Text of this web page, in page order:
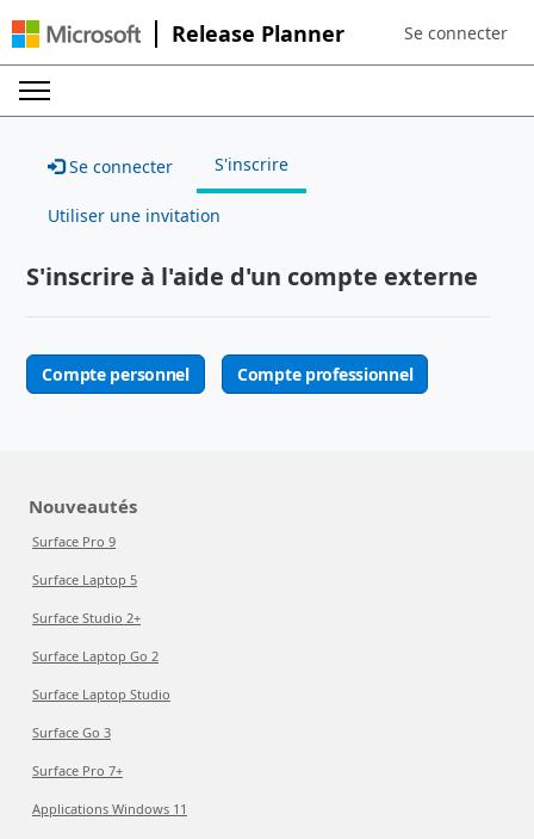
Release Planner Sign in to your
Se connecter
Se connecter S'inscrire
Utiliser une invitation
S'inscrire à l'aide d'un compte externe
Compte personnel Compte professionnel
Nouveautés
Surface Pro 9
Surface Laptop 5
Surface Studio 2+
Surface Laptop Go 2
Surface Laptop Studio
Surface Go 3
Surface Pro 7+
Applications Windows 11